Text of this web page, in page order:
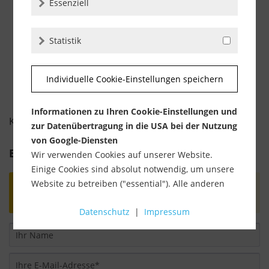
inkl. MwSt.zzgl. Versandkosten
KUNDENBEWERTUNGEN FÜR
Bewertung schreiben
Bewertungen werden nach Überprüfung
Essenziell
Statistik
Individuelle Cookie-Einstellungen speichern
Informationen zu Ihren Cookie-Einstellungen und
zur Datenübertragung in die USA bei der Nutzung
von Google-Diensten
Wir verwenden Cookies auf unserer Website.
Einige Cookies sind absolut notwendig, um unsere
Website zu betreiben ("essential"). Alle anderen
Verwendung zustimmen (z. B. für Google Maps).
Über die Auswahl bestimmter Cookies in den
Datenschutz | Impressum